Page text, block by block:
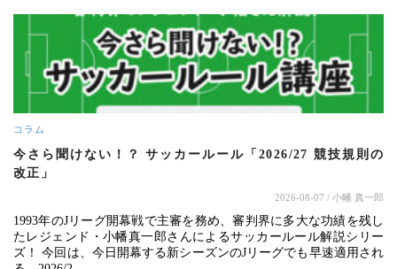
コラム
今さら聞けない！？ サッカールール「2026/27 競技規則の
改正」
2026-08-07 / 小幡 真一郎
1993年のJリーグ開幕戦で主審を務め、審判界に多大な功績を残し
たレジェンド・小幡真一郎さんによるサッカールール解説シリー
ズ！ 今回は、今日開幕する新シーズンのJリーグでも早速適用され